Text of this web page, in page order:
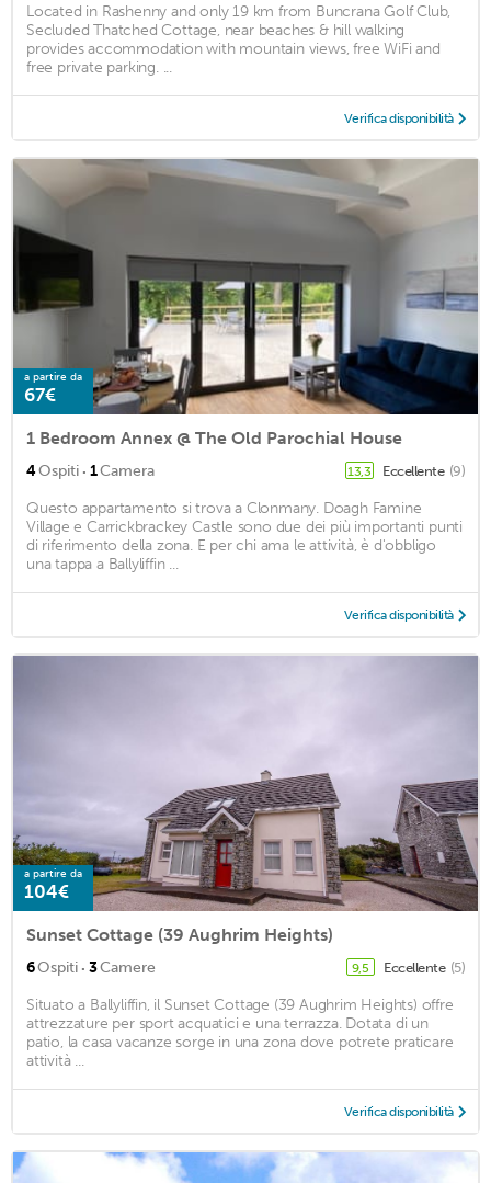
Located in Rashenny and only 19 km from Buncrana Golf Club,
Secluded Thatched Cottage, near beaches & hill walking
provides accommodation with mountain views, free WiFi and
free private parking. ...
Verifica disponibilità
a partire da
67€
1 Bedroom Annex @ The Old Parochial House
4Ospiti · 1Camera 13,3 Eccellente (9)
Questo appartamento si trova a Clonmany. Doagh Famine
Village e Carrickbrackey Castle sono due dei più importanti punti
di riferimento della zona. E per chi ama le attività, è d'obbligo
una tappa a Ballyliffin ...
Verifica disponibilità
a partire da
104€
Sunset Cottage (39 Aughrim Heights)
6Ospiti · 3Camere 9,5 Eccellente (5)
Situato a Ballyliffin, il Sunset Cottage (39 Aughrim Heights) offre
attrezzature per sport acquatici e una terrazza. Dotata di un
patio, la casa vacanze sorge in una zona dove potrete praticare
attività ...
Verifica disponibilità